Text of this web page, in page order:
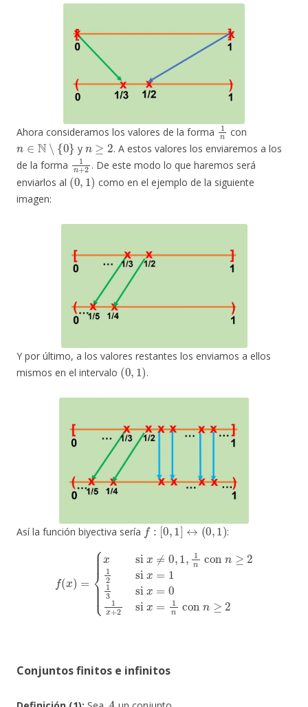
Ahora consideramos los valores de la forma
1n
con
n∈N∖{0}
y
n≥2
. A estos valores los enviaremos a los
de la forma
1 n +2
. De este modo lo que haremos será
enviarlos al
(0,1)
como en el ejemplo de la siguiente
imagen:
Y por último, a los valores restantes los enviamos a ellos
mismos en el intervalo
(0, 1)
.
Así la función biyectiva sería
f:[0,1]↔(0,1)
:
f =
con 2 x=1 1 si + 2si
con ≥ 2
Conjuntos finitos e infinitos
A